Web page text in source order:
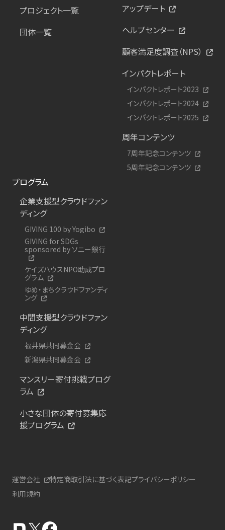
プロジェクト一覧
団体一覧
アップデート
ヘルプセンター
顧客満足度調査（NPS）
インパクトレポート
インパクトレポート2023
インパクトレポート2024
インパクトレポート2025
周年コンテンツ
7周年記念コンテンツ
5周年記念コンテンツ
プログラム
企業支援型クラウドファン
ディング
GIVING 100 by Yogibo
GIVING for SDGs
sponsored by ソニー銀行
ケイズハウスNPO助成プロ
グラム
ゆめ・まちクラウドファンディ
ング
中間支援型クラウドファン
ディング
福井県共同募金会
新潟県共同募金会
マンスリー寄付挑戦プログ
ラム
小さな団体の寄付募集応
援プログラム
運営会社 特定商取引法に基づく表記プライバシーポリシー
利用規約